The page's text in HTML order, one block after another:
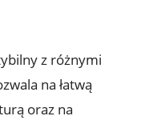
z różnymi
na łatwą
oraz na